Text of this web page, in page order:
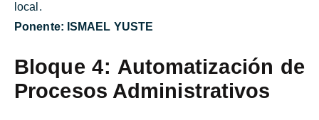
local.
Ponente: ISMAEL YUSTE
Bloque 4: Automatización de
Procesos Administrativos